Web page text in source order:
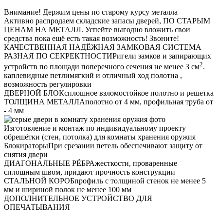
Внимание! Держим цены по старому курсу металла
Активно распродаем складские запасы дверей, ПО СТАРЫМ
ЦЕНАМ НА МЕТАЛЛ. Успейте выгодно вложить свои
средства пока ещё есть такая возможность! Звоните!
КАЧЕСТВЕННАЯ НАДЁЖНАЯ ЗАМКОВАЯ СИСТЕМА
РАЗНАЯ ПО СЕКРЕКТНОСТИРигели замков и запирающих
устройств по площади поперечного сечения не менее 3 см2.
каплевидные петлимягкий и отличный ход полотна ,
возможность регулировки
ДВЕРНОЙ БЛОКсплошное взломостойкое полотно и решетка
ТОЛЩИНА МЕТАЛЛАполотно от 4 мм, профильная труба от
- 4 мм
Изготовление и монтаж по индивидуальному проекту
обрешётки (стен, потолка) для комнаты хранения оружия
БлокираторыПри срезании петель обеспечивают защиту от
снятия двери
ДИАГОНАЛЬНЫЕ РЁБРАжесткости, проваренные
сплошным швом, придают прочность конструкции
СТАЛЬНОЙ КОРОБпрофиль с толщиной стенок не менее 5
мм и шириной полок не менее 100 мм
ДОПОЛНИТЕЛЬНОЕ УСТРОЙСТВО ДЛЯ
ОПЕЧАТЫВАНИЯ